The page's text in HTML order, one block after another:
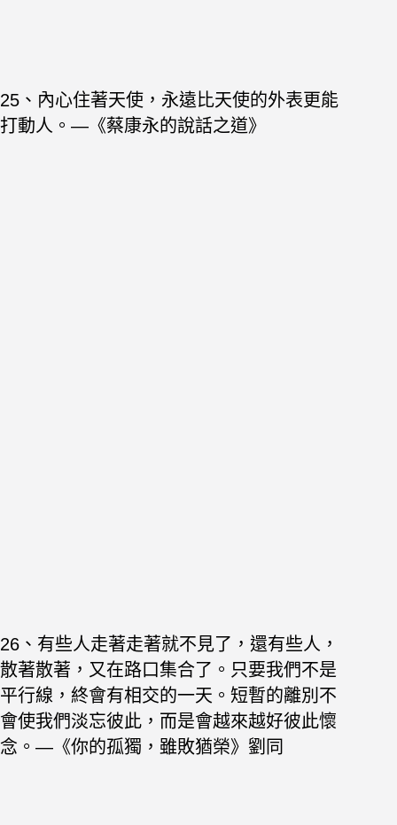
25、內心住著天使，永遠比天使的外表更能
打動人。—《蔡康永的說話之道》
26、有些人走著走著就不見了，還有些人，
散著散著，又在路口集合了。只要我們不是
平行線，終會有相交的一天。短暫的離別不
會使我們淡忘彼此，而是會越來越好彼此懷
念。—《你的孤獨，雖敗猶榮》劉同